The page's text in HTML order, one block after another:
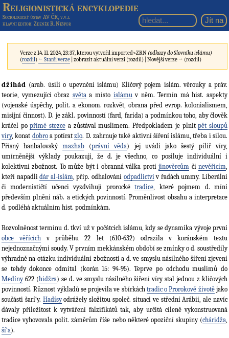
Religionistická encyklopedie
Sociologický ústav AV ČR, v.v.i.
hlavní editor: Zdeněk R. Nešpor
Verze z 14. 11. 2024, 23:37, kterou vytvořilimported>ZRN (odkazy do Slovníku islámu)
(rozdíl) ← Starší verze | zobrazit aktuální verzi (rozdíl) | Novější verze → (rozdíl)
džihád (arab. úsilí o upevnění islámu) Klíčový pojem islám. věrouky a práv.
teorie, vymezující obraz světaa místo islámuv něm. Termín má hist. aspekty
(vojenské úspěchy, polit. a ekonom. rozkvět, obrana před evrop. kolonia­lismem,
misijní činnost). D. je zákl. povinností (fard, farída) a podmínkou toho, aby člověk
kráčel popřímé stezce a zůstával muslimem. Předpokladem je plnitpět sloupů
víry, konat dobroa potíratzlo. D. zahrnuje také aktivní šíření islámu, třeba i silou.
Přísný hanbalovskýmazhab (právní věda) jej uvádí jako šestý pilíř víry,
umírněnější výklady poukazují, že d. je všechno, co posiluje individuální i
kolektivní zbožnost. To může být i obranná válka protijinověrcům činevěřícím,
kteří napadlidár al-islám, příp. odhalování odpadlictvív řadách ummy. Liberální
či moder­nističtí učenci vyzdvihují prorockétradice, které pojmem d. míní
především plnění náb. a etických povin­ností. Proměnlivost obsahu a interpretace
d. podléhá aktuálním hist. podmínkám.
Rozvolněnost termínu d. tkví už v počátcích islámu, kdy se dynamika vývoje první
obce věřících v průběhu 22 let (610-632) odrazila v koránském textu
nejednoznačnými soudy. V prvním mekkánském období se zmínky o d. soustředily
výhradně na otázku individuální zbožnosti a d. ve smyslu násilného šíření zjevení
se tehdy dokonce odmítal (korán 15: 94-95). Teprve po odchodu muslimů do
Medíny622 (hidžra) se d. ve smyslu násilného šíření víry stal jednou z klíčových
povinností. Různost výkladů se projevila ve sbírkách tradic o Prorokově životějako
součásti šarí‘y. Hadísyodrážely složitou společ. situaci ve střední Arábii, ale navíc
dávaly příležitost k vytváření falzifikátů tak, aby určitá cíleně vykonstruovaná
tradice vyhovovala polit. záměrům říše nebo některé opoziční skupiny (cháridža,
ší‘a).